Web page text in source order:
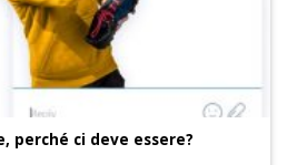
perché ci deve essere?